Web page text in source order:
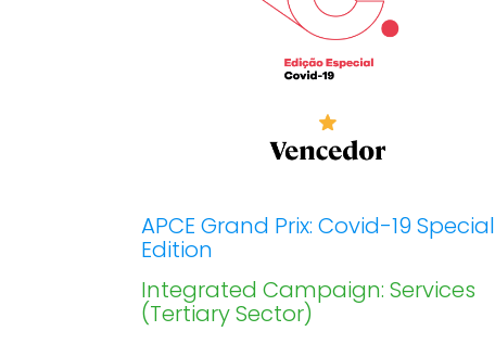
APCE Grand Prix: Covid-19 Special
Edition
Integrated Campaign: Services
(Tertiary Sector)